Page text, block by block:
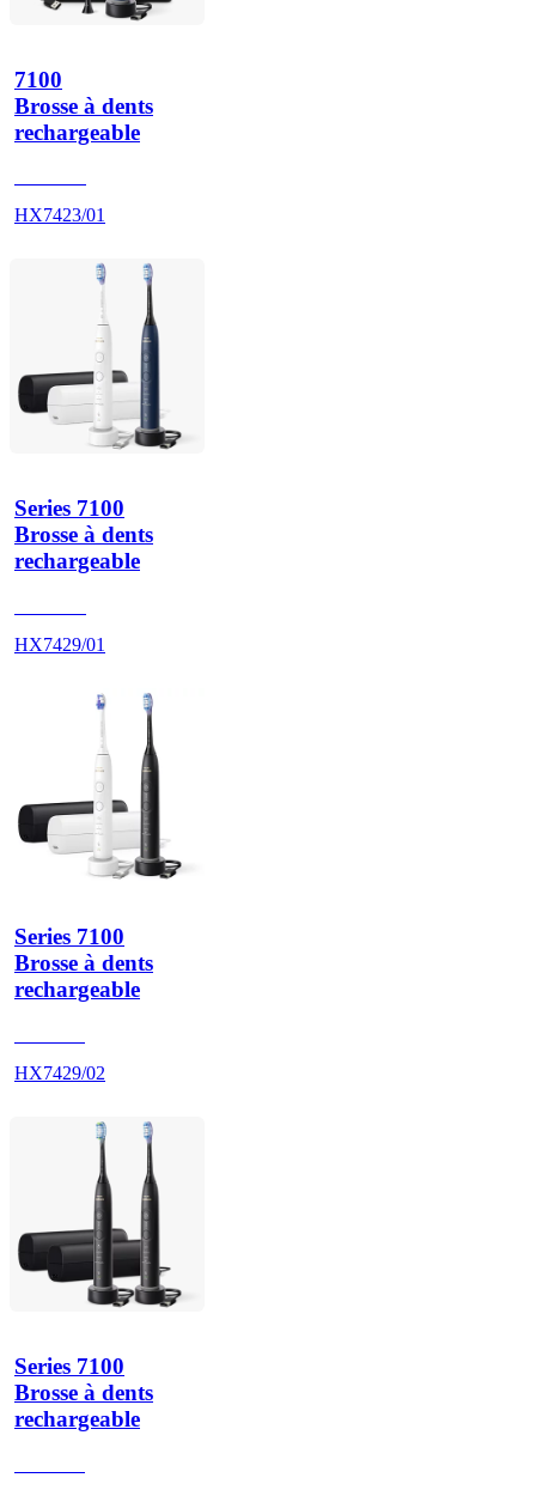
7100
Brosse à dents
rechargeable
HX7423/01
Series 7100
Brosse à dents
rechargeable
HX7429/01
Series 7100
Brosse à dents
rechargeable
HX7429/02
Series 7100
Brosse à dents
rechargeable